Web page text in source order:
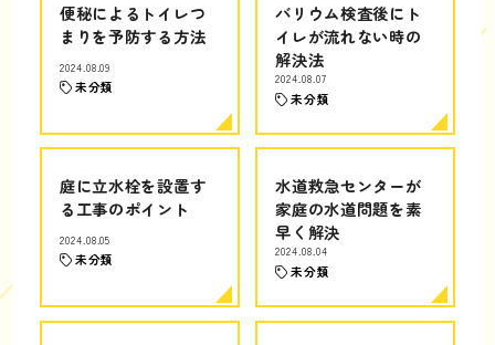
便秘によるトイレつ
まりを予防する方法
2024.08.09
未分類
バリウム検査後にト
イレが流れない時の
解決法
2024.08.07
未分類
庭に立水栓を設置す
る工事のポイント
2024.08.05
未分類
水道救急センターが
家庭の水道問題を素
早く解決
2024.08.04
未分類